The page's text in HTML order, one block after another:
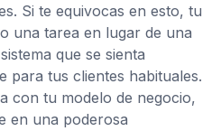
Si te equivocas en esto, tu
una tarea en lugar de una
que se sienta
para tus clientes habituales.
con tu modelo de negocio,
en una poderosa